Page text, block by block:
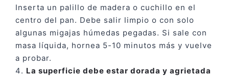
Inserta un palillo de madera o cuchillo en el
centro del pan. Debe salir limpio o con solo
algunas migajas húmedas pegadas. Si sale con
masa líquida, hornea 5-10 minutos más y vuelve
a probar.
La superficie debe estar dorada y agrietada